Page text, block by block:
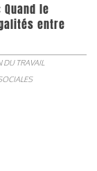
le
entre
DU TRAVAIL